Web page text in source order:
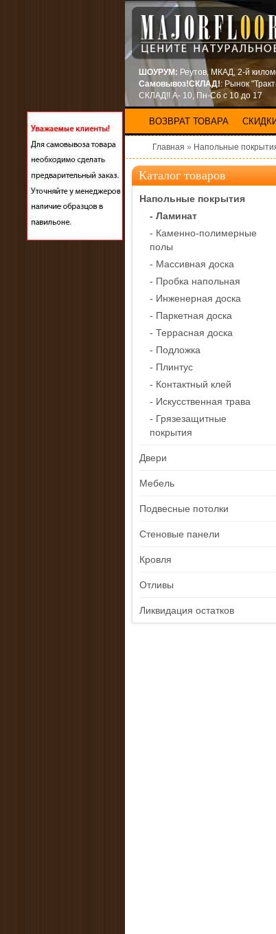
ШОУРУМ: Реутов, МКАД, 2-й
Самовывоз!СКЛАД!: Рынок
СКЛАД!! А- 10, Пн-Сб с 10 до 17
ВОЗВРАТ ТОВАРА
Главная » Напольные
Каталог товаров
Напольные покрытия
- Ламинат
- Каменно-полимерные
полы
- Массивная доска
- Пробка напольная
- Инженерная доска
- Паркетная доска
- Террасная доска
- Подложка
- Плинтус
- Контактный клей
- Искусственная трава
- Грязезащитные
покрытия
Двери
Мебель
Подвесные потолки
Стеновые панели
Кровля
Отливы
Ликвидация остатков